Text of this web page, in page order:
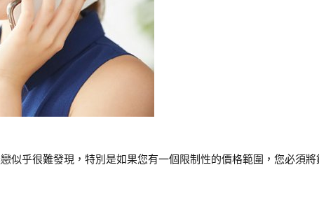
似乎很難發現，特別是如果您有一個限制性的價格範圍，您必須